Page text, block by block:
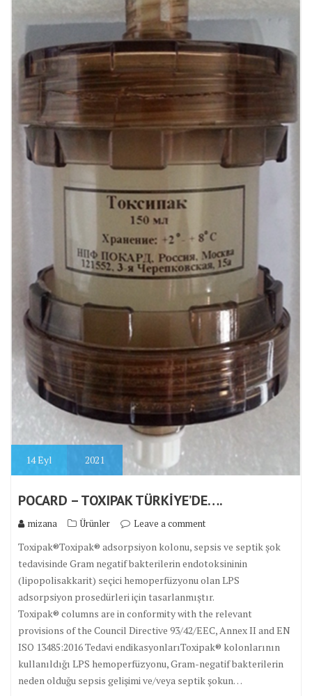
14Eyl 2021
POCARD – TOXIPAK TÜRKİYE’DE….
mizana Ürünler Leave a comment
Toxipak®Toxipak® adsorpsiyon kolonu, sepsis ve septik şok
tedavisinde Gram negatif bakterilerin endotoksininin
(lipopolisakkarit) seçici hemoperfüzyonu olan LPS
adsorpsiyon prosedürleri için tasarlanmıştır.
Toxipak® columns are in conformity with the relevant
provisions of the Council Directive 93/42/EEC, Annex II and EN
ISO 13485:2016 Tedavi endikasyonlarıToxipak® kolonlarının
kullanıldığı LPS hemoperfüzyonu, Gram-negatif bakterilerin
neden olduğu sepsis gelişimi ve/veya septik şokun…